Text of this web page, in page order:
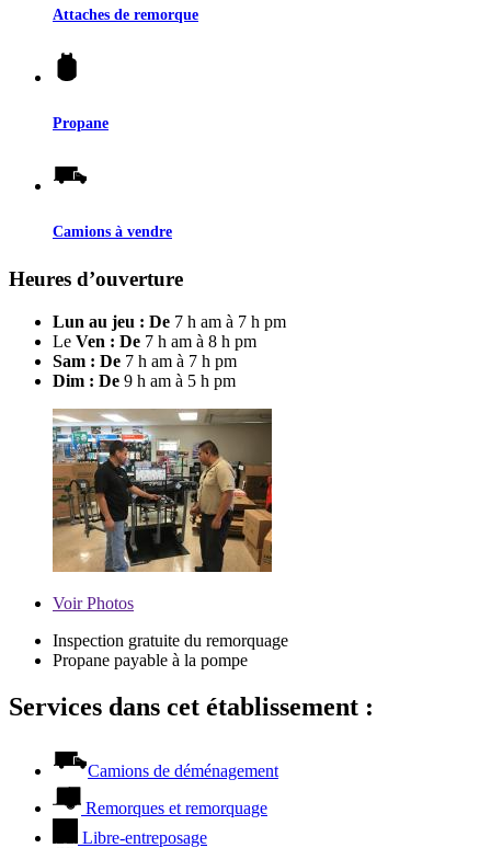
Attaches de remorque
Propane
Camions à vendre
Heures d’ouverture
Lun au jeu : De 7 h am à 7 h pm
Le Ven : De 7 h am à 8 h pm
Sam : De 7 h am à 7 h pm
Dim : De 9 h am à 5 h pm
VoirPhotos
Inspection gratuite du remorquage
Propane payable à la pompe
Services dans cet établissement :
Camions de déménagement
Remorques et remorquage
Libre-entreposage